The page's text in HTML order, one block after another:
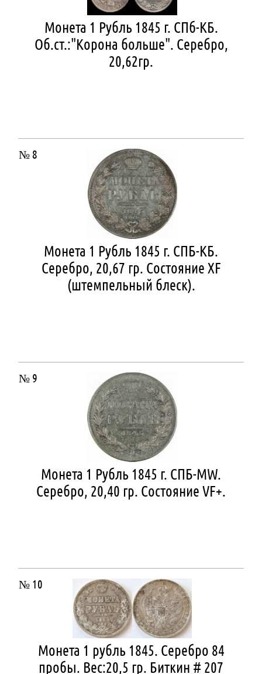
Монета 1 Рубль 1845 г. СПб-КБ.
Об.ст.:"Корона больше". Серебро,
20,62гр.
№ 8
Монета 1 Рубль 1845 г. СПБ-КБ.
Серебро, 20,67 гр. Состояние XF
(штемпельный блеск).
№ 9
Монета 1 Рубль 1845 г. СПБ-MW.
Серебро, 20,40 гр. Состояние VF+.
№ 10
Монета 1 рубль 1845. Серебро 84
пробы. Вес:20,5 гр. Биткин # 207